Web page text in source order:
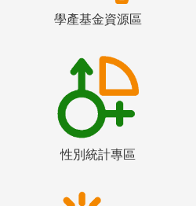
學產基金資源區
性別統計專區